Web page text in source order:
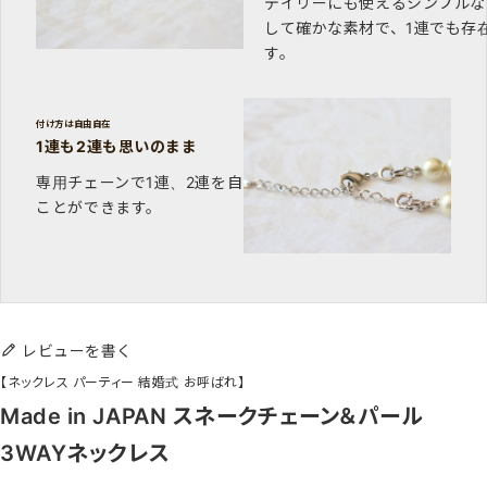
して確かな素材で、1連でも存
す。
付け方は自由自在
1連も2連も思いのまま
専用チェーンで1連、2連を自由に付け替える
ことができます。
レビューを書く
【ネックレス パーティー 結婚式 お呼ばれ】
Made in JAPAN スネークチェーン＆パール
3WAYネックレス